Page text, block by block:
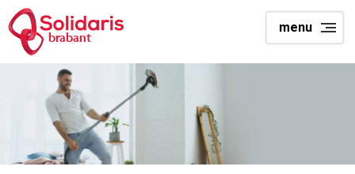
Skip
to
main
menu
brabant